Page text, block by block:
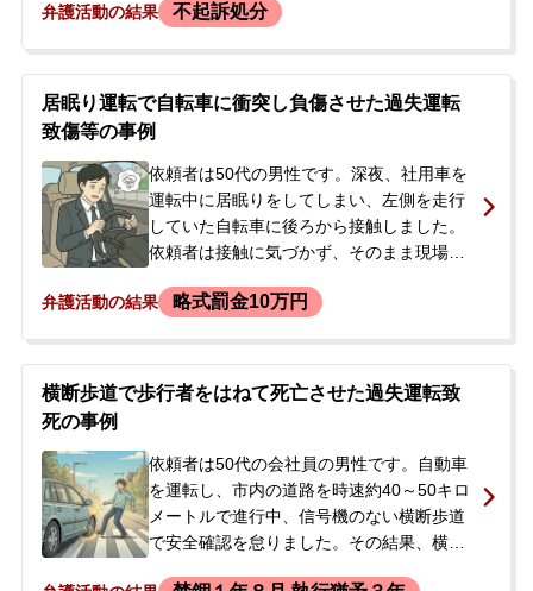
呼び出しを受けて調書を取られ、さらに検
事故であるため起訴は免れないとの説明を
受けました。略式請書に署名したものの、
前科がつくことや職場への影響を強く懸念
し、この段階からでもできることはないか
と弊所に相談されました。
弁護活動の結果 不起訴処分
居眠り運転で自転車に衝突し負傷させた過失運転
致傷等の事例
依頼者は50代の男性です。深夜、社用車を
運転中に居眠りをしてしまい、左側を走行
していた自転車に後ろから接触しました。
依頼者は接触に気づかず、そのまま現場を
り、自転車に乗っていた70代の男性は顔面
会社を訪れたことをきっかけに、依頼者は
警察と連絡を取りました。自宅に来た警察
事故現場の遺留物が一致することを確認
し、依頼者は警察署へ任意同行を求められ
ました。取り調べの後、ひき逃げ（道路交
通法違反）と過失運転致傷の容疑で逮捕さ
弁護活動の結果 略式罰金10万円
横断歩道で歩行者をはねて死亡させた過失運転致
死の事例
依頼者は50代の会社員の男性です。自動車
を運転し、市内の道路を時速約40～50キロ
メートルで進行中、信号機のない横断歩道
で安全確認を怠りました。その結果、横断